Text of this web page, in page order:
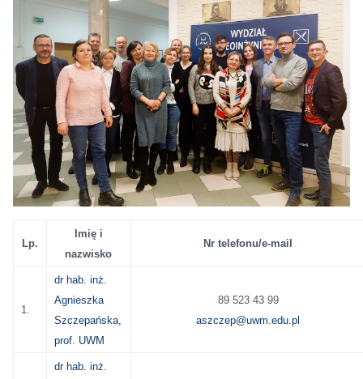
Lp.
Imię i
nazwisko
Nr telefonu/e-mail
1.
dr hab. inż.
Agnieszka
Szczepańska,
prof. UWM
89 523 43 99
aszczep@uwm.edu.pl
dr hab. inż.